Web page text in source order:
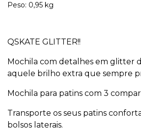
Peso: 0,95 kg
QSKATE GLITTER!!
Mochila com detalhes em glitter
aquele brilho extra que sempre
Mochila para patins com 3
Transporte os seus patins
bolsos laterais.